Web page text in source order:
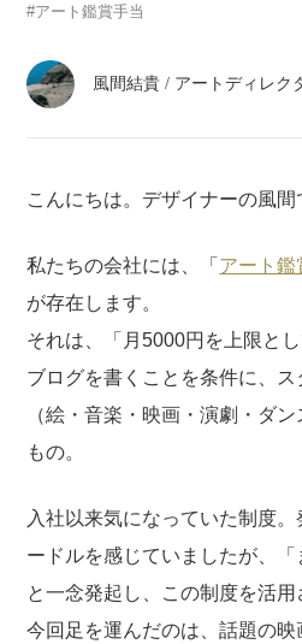
アート鑑賞手当
風間結貴 / アートディレク
こんにちは。デザイナーの風間
私たちの会社には、「 アート鑑
が存在します。
それは、「月5000円を上限と
ブログを書くことを条件に、
（絵・音楽・映画・演劇・ダ
もの。
入社以来気になっていた制度
ードルを感じていましたが、「
と一念発起し、この制度を活用
今回足を運んだのは、話題の映